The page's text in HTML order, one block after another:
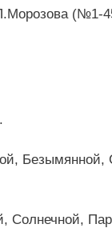
(№1-
Безымянной,
Солнечной,